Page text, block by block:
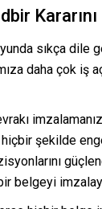
sıkça dile
daha çok iş
şekilde
belgeyi